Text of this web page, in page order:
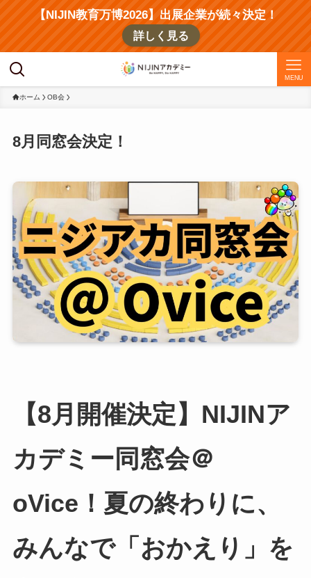
【NIJIN教育万博2026】出展企業が続々決定！
詳しく見る
MENU
ホーム OB会
8月同窓会決定！
【8月開催決定】NIJINア
カデミー同窓会＠
oVice！夏の終わりに、
みんなで「おかえり」を